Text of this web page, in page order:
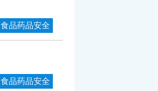
食品药品安全
食品药品安全